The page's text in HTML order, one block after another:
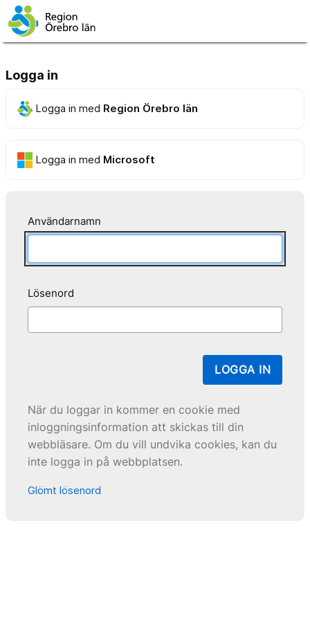
Logga in
Logga in med Region Örebro län
Logga in med Microsoft
Användarnamn
Lösenord
LOGGA IN
När du loggar in kommer en cookie med
inloggningsinformation att skickas till din
webbläsare. Om du vill undvika cookies, kan du
inte logga in på webbplatsen.
Glömt lösenord